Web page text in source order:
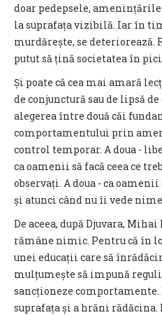
doar pedepsele,
la suprafața vizibilă. Iar în
murdărește, se deteriorează.
putut să țină societatea în
Și poate că cea mai amară
de conjunctură sau de lipsă
alegerea între două căi
comportamentului prin
control temporar. A doua -
ca oamenii să facă ceea ce
observați. A doua - ca
și atunci când nu îi vede
De aceea, după Djuvara, Mihai
rămâne nimic. Pentru că în
unei educații care să
mulțumește să impună
sancționeze
suprafața și a hrăni rădăcina.